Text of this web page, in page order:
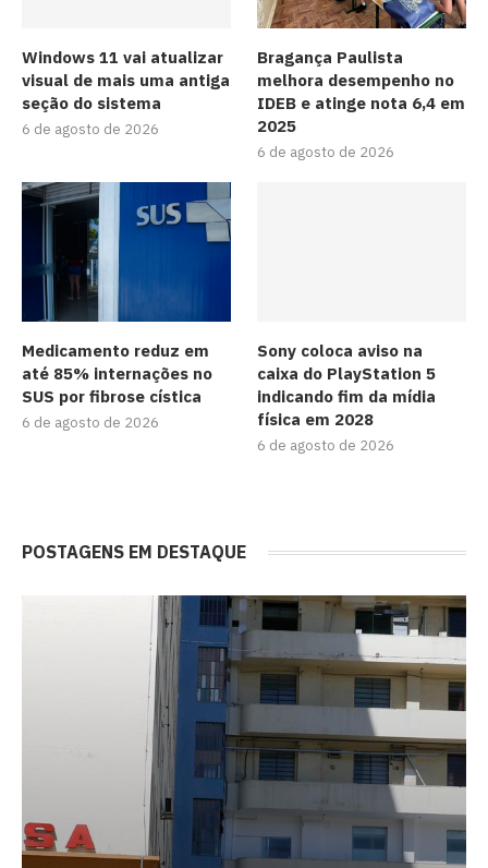
Windows 11 vai atualizar
visual de mais uma antiga
seção do sistema
6 de agosto de 2026
Bragança Paulista
melhora desempenho no
IDEB e atinge nota 6,4 em
2025
6 de agosto de 2026
Medicamento reduz em
até 85% internações no
SUS por fibrose cística
6 de agosto de 2026
Sony coloca aviso na
caixa do PlayStation 5
indicando fim da mídia
física em 2028
6 de agosto de 2026
POSTAGENS EM DESTAQUE